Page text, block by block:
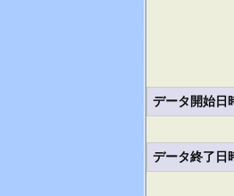
データ開始日
データ終了日